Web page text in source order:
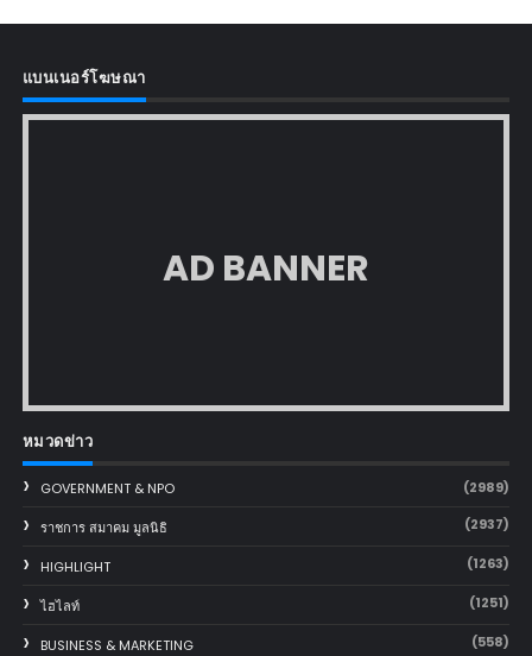
แบนเนอร์โฆษณา
AD BANNER
หมวดข่าว
GOVERNMENT & NPO (2989)
ราชการ สมาคม มูลนิธิ (2937)
HIGHLIGHT (1263)
ไฮไลท์ (1251)
BUSINESS & MARKETING (558)